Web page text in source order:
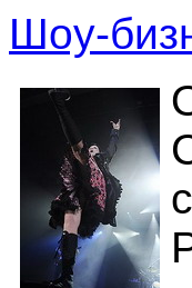
Шоу-